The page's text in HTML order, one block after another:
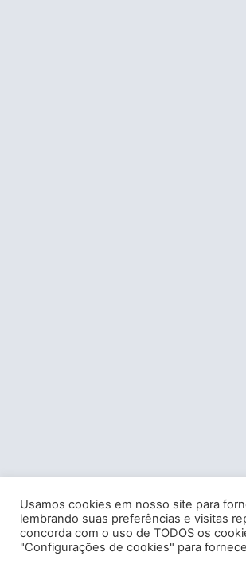
Usamos cookies em nosso site para
lembrando suas preferências e visitas
concorda com o uso de TODOS os
"Configurações de cookies" para